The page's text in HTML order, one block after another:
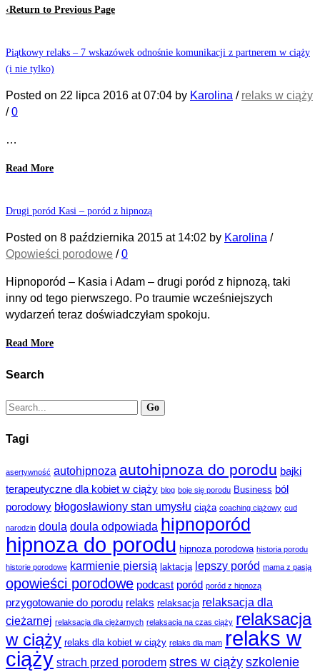
‹Return to Previous Page
Piątkowy relaks – 7 wskazówek odnośnie komunikacji z partnerem w ciąży
(i nie tylko)
Posted on 22 lipca 2016 at 07:04 by Karolina / relaks w ciąży
/0
…
Read More
Drugi poród Kasi – poród z hipnozą
Posted on 8 października 2015 at 14:02 by Karolina /
Opowieści porodowe /0
Hipnoporód – Kasia i Adam – drugi poród z hipnozą, taki
inny od tego pierwszego. Po traumie wcześniejszych
wydarzeń teraz doświadczyłam spokoju.
Read More
Search
Tagi
asertywność autohipnoza autohipnoza do porodu bajki
terapeutyczne dla kobiet w ciąży blog boje się porodu Business ból
porodowy błogosławiony stan umysłu ciąża coaching ciążowy cud
narodzin doula doula odpowiada hipnoporód
hipnoza do porodu hipnoza porodowa historia porodu
historie porodowe karmienie piersią laktacja lepszy poród mama z pasją
opowieści porodowe podcast poród poród z hipnozą
przygotowanie do porodu relaks relaksacja relaksacja dla
cieżarnej relaksacja dla ciężarnych relaksacja na czas ciąży relaksacja
w ciąży relaks dla kobiet w ciąży relaks dla mam relaks w
ciąży strach przed porodem stres w ciąży szkolenie